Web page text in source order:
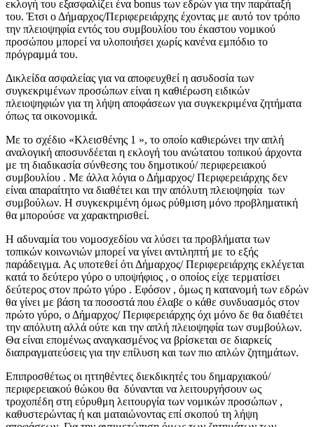
εκλογή του εξασφαλίζει ένα bonus των εδρών για την παράταξή
του. Έτσι ο Δήμαρχος/Περιφερειάρχης έχοντας με αυτό τον τρόπο
την πλειοψηφία εντός του συμβουλίου του έκαστου νομικού
προσώπου μπορεί να υλοποιήσει χωρίς κανένα εμπόδιο το
πρόγραμμά του.
Δικλείδα ασφαλείας για να αποφευχθεί η ασυδοσία των
συγκεκριμένων προσώπων είναι η καθιέρωση ειδικών
πλειοψηφιών για τη λήψη αποφάσεων για συγκεκριμένα ζητήματα
όπως τα οικονομικά.
Με το σχέδιο «Κλεισθένης 1 », το οποίο καθιερώνει την απλή
αναλογική αποσυνδέεται η εκλογή του ανώτατου τοπικού άρχοντα
με τη διαδικασία σύνθεσης του δημοτικού/ περιφερειακού
συμβουλίου . Με άλλα λόγια ο Δήμαρχος/ Περιφερειάρχης δεν
είναι απαραίτητο να διαθέτει και την απόλυτη πλειοψηφία των
συμβούλων. Η συγκεκριμένη όμως ρύθμιση μόνο προβληματική
θα μπορούσε να χαρακτηρισθεί.
Η αδυναμία του νομοσχεδίου να λύσει τα προβλήματα των
τοπικών κοινωνιών μπορεί να γίνει αντιληπτή με το εξής
παράδειγμα. Ας υποτεθεί ότι Δήμαρχος/ Περιφερειάρχης εκλέγεται
κατά το δεύτερο γύρο ο υποψήφιος , ο οποίος είχε τερματίσει
δεύτερος στον πρώτο γύρο . Εφόσον , όμως η κατανομή των εδρών
θα γίνει με βάση τα ποσοστά που έλαβε ο κάθε συνδυασμός στον
πρώτο γύρο, ο Δήμαρχος/ Περιφερειάρχης όχι μόνο δε θα διαθέτει
την απόλυτη αλλά ούτε και την απλή πλειοψηφία των συμβούλων.
Θα είναι επομένως αναγκασμένος να βρίσκεται σε διαρκείς
διαπραγματεύσεις για την επίλυση και των πιο απλών ζητημάτων.
Επιπροσθέτως οι ηττηθέντες διεκδικητές του δημαρχιακού/
περιφερειακού θώκου θα δύνανται να λειτουργήσουν ως
τροχοπέδη στη εύρυθμη λειτουργία των νομικών προσώπων ,
καθυστερώντας ή και ματαιώνοντας επί σκοπού τη λήψη